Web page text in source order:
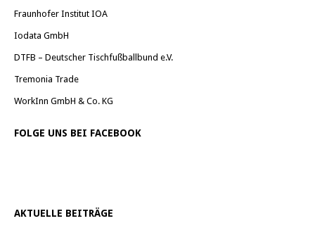
Fraunhofer Institut IOA
Iodata GmbH
DTFB – Deutscher Tischfußballbund e.V.
Tremonia Trade
WorkInn GmbH & Co. KG
FOLGE UNS BEI FACEBOOK
AKTUELLE BEITRÄGE